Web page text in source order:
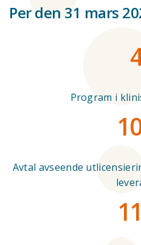
Per den 31 mars
Program i
Avtal avseende